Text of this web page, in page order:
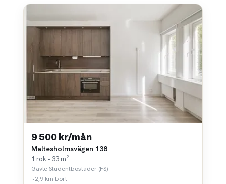
9 500 kr/mån
Maltesholmsvägen 138
1 rok • 33 m²
Gävle Studentbostäder (FS)
~2,9 km bort